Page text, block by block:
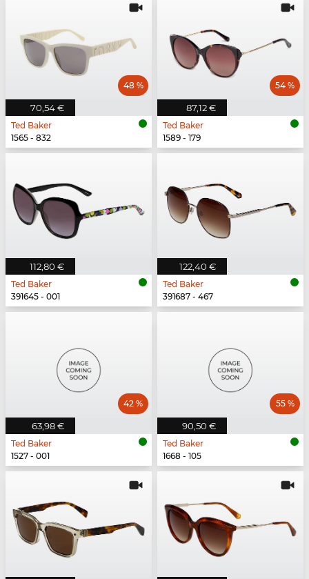
70,54 €
48 %
Ted Baker
1565 - 832
87,12 €
54 %
Ted Baker
1589 - 179
112,80 €
Ted Baker
391645 - 001
122,40 €
Ted Baker
391687 - 467
63,98 €
42 %
Ted Baker
1527 - 001
90,50 €
55 %
Ted Baker
1668 - 105